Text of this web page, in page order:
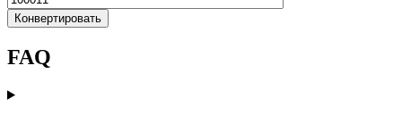
Конвертировать
FAQ